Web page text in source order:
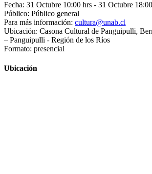
Fecha: 31 Octubre 10:00 hrs - 31 Octubre
Público: Público general
Para más información: cultura@unab.cl
Ubicación: Casona Cultural de Panguipulli,
– Panguipulli - Región de los Ríos
Formato: presencial
Ubicación